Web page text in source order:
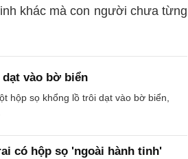
khác mà con người chưa từng
vào bờ biển
hộp sọ khổng lồ trôi dạt vào bờ biển,
có hộp sọ 'ngoài hành tinh'